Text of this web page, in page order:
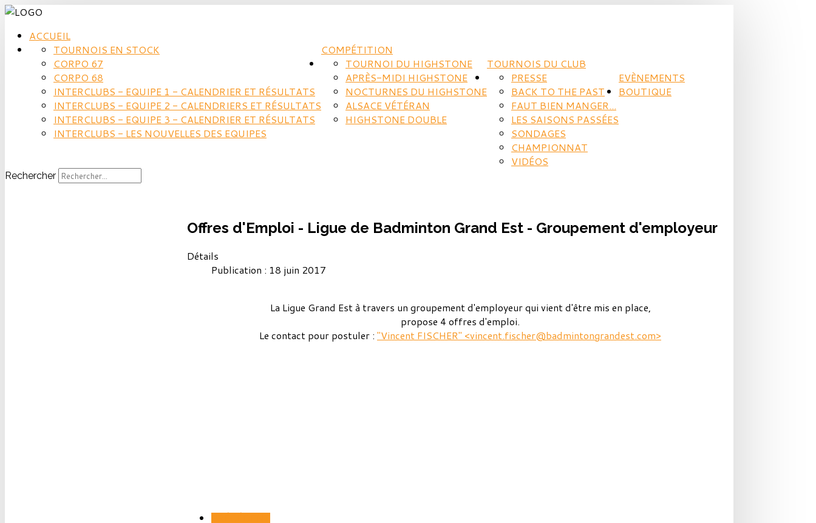
ACCUEIL
COMPÉTITION
TOURNOIS EN STOCK
CORPO 67
CORPO 68
INTERCLUBS - EQUIPE 1 - CALENDRIER ET RÉSULTATS
INTERCLUBS - EQUIPE 2 - CALENDRIERS ET RÉSULTATS
INTERCLUBS - EQUIPE 3 - CALENDRIER ET RÉSULTATS
INTERCLUBS - LES NOUVELLES DES EQUIPES
TOURNOIS DU CLUB
TOURNOI DU HIGHSTONE
APRÈS-MIDI HIGHSTONE
NOCTURNES DU HIGHSTONE
ALSACE VÉTÉRAN
HIGHSTONE DOUBLE
EVÈNEMENTS
PRESSE
BACK TO THE PAST
FAUT BIEN MANGER...
LES SAISONS PASSÉES
SONDAGES
CHAMPIONNAT
VIDÉOS
BOUTIQUE
Rechercher
Offres d'Emploi - Ligue de Badminton Grand Est - Groupement d'employeur
Détails
Publication : 18 juin 2017
La Ligue Grand Est à travers un groupement d'employeur qui vient d'être mis en place,
propose 4 offres d'emploi.
Le contact pour postuler : "Vincent FISCHER" <vincent.fischer@badmintongrandest.com>